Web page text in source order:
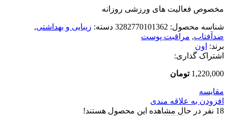
مخصوص فعالیت های ورزشی روزانه
شناسه محصول: 3282770101362 دسته: زیبایی و بهداشتی,
ضدآفتاب, مراقبت پوست
برند: اون
اشتراک گذاری:
1,220,000 تومان
مقایسه
افزودن به علاقه مندی
18 نفر در حال مشاهده این محصول هستند!